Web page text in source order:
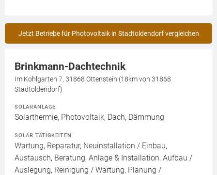
Jetzt Betriebe für Photovoltaik in Stadtoldendorf vergleichen
Brinkmann-Dachtechnik
Im Kohlgarten 7, 31868 Ottenstein (18km von 31868
Stadtoldendorf)
SOLARANLAGE
Solarthermie, Photovoltaik, Dach, Dämmung
SOLAR TÄTIGKEITEN
Wartung, Reparatur, Neuinstallation / Einbau,
Austausch, Beratung, Anlage & Installation, Aufbau /
Auslegung, Reinigung / Wartung, Planung /